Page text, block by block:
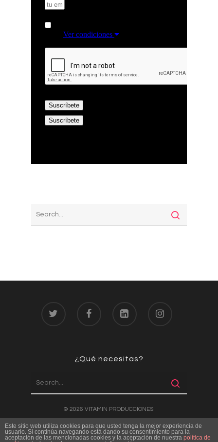
¿Qué necesitas?
© 2026 VITAMIN PRODUCCIONES.
Website diseñada porKREAKTIVE.es
Este sitio web utiliza cookies para que usted tenga la mejor experiencia de
usuario. Si continúa navegando está dando su consentimiento para la
aceptación de las mencionadas cookies y la aceptación de nuestra política de